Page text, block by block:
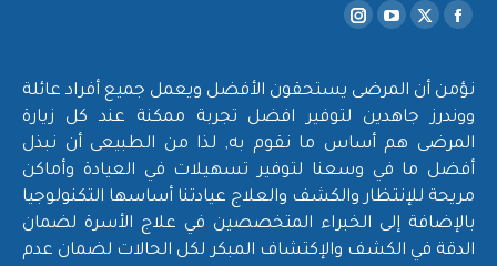
Find us on:
Facebook
opens
in
new
window
X
opens
in
new
window
YouTube
opens
in
new
window
Instagram
opens
in
new
window
نؤمن أن المرضى يستحقون الأفضل ويعمل جميع أفراد عائلة
ووندرز جاهدين لتوفير افضل تجربة ممكنة عند كل زيارة
المرضى هم أساس ما نقوم به, لذا من الطبيعى أن نبذل
أفضل ما في وسعنا لتوفير تسهيلات في العيادة وأماكن
مريحة للإنتظار والكشف والعلاج عيادتنا أساسها التكنولوجيا
بالإضافة إلى الخبراء المتخصصين في علاج الأسرة لضمان
الدقة في الكشف والإكتشاف المبكر لكل الحالات لضمان عدم